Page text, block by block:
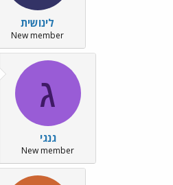
לינושית
New member
ג
גנגי
New member